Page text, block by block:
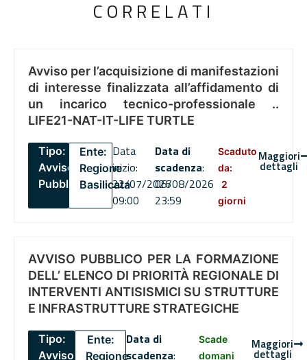
CORRELATI
Avviso per l’acquisizione di manifestazioni
di interesse finalizzata all’affidamento di
un incarico tecnico-professionale ..
LIFE21-NAT-IT-LIFE TURTLE
Tipo:
Avviso
Pubblico
Ente:
Regione
Basilicata
Data
inizio:
22/07/2026
09:00
Data di
scadenza:
06/08/2026
23:59
Scaduto
da:
2
giorni
Maggiori
dettagli
AVVISO PUBBLICO PER LA FORMAZIONE
DELL’ ELENCO DI PRIORITÀ REGIONALE DI
INTERVENTI ANTISISMICI SU STRUTTURE
E INFRASTRUTTURE STRATEGICHE
Tipo:
Avviso
Ente:
Regione
Data di
scadenza:
Scade
domani
Maggiori
dettagli